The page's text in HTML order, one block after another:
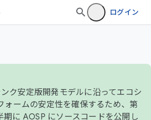
ログイン
ク安定版開発モデルに沿ってエコシ
ォームの安定性を確保するため、第
期に AOSP にソースコードを公開し